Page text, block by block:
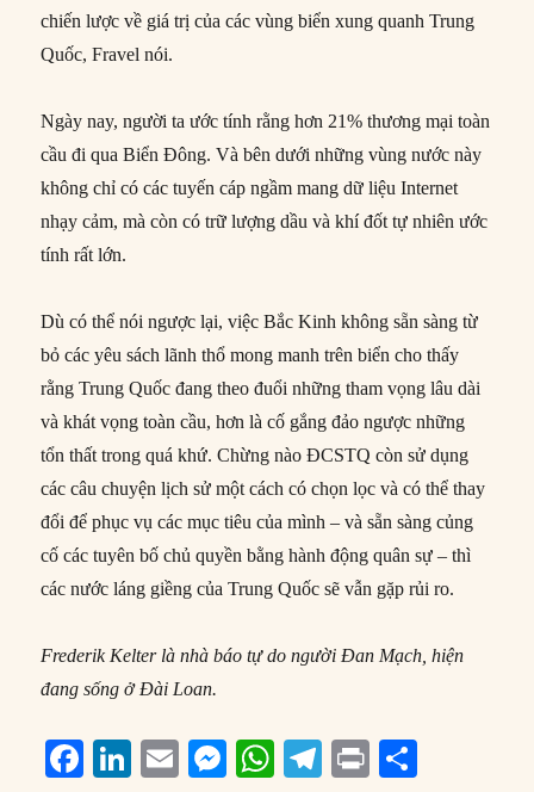
chiến lược về giá trị của các vùng biển xung quanh Trung
Quốc, Fravel nói.
Ngày nay, người ta ước tính rằng hơn 21% thương mại toàn
cầu đi qua Biển Đông. Và bên dưới những vùng nước này
không chỉ có các tuyến cáp ngầm mang dữ liệu Internet
nhạy cảm, mà còn có trữ lượng dầu và khí đốt tự nhiên ước
tính rất lớn.
Dù có thể nói ngược lại, việc Bắc Kinh không sẵn sàng từ
bỏ các yêu sách lãnh thổ mong manh trên biển cho thấy
rằng Trung Quốc đang theo đuổi những tham vọng lâu dài
và khát vọng toàn cầu, hơn là cố gắng đảo ngược những
tổn thất trong quá khứ. Chừng nào ĐCSTQ còn sử dụng
các câu chuyện lịch sử một cách có chọn lọc và có thể thay
đổi để phục vụ các mục tiêu của mình – và sẵn sàng củng
cố các tuyên bố chủ quyền bằng hành động quân sự – thì
các nước láng giềng của Trung Quốc sẽ vẫn gặp rủi ro.
Frederik Kelter là nhà báo tự do người Đan Mạch, hiện
đang sống ở Đài Loan.
F
Li E
M W T
P